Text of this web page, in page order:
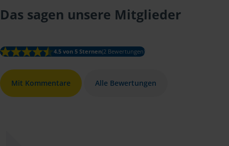
Das sagen unsere Mitglieder
4.5 von 5 Sternen(2 Bewertungen)
Mit Kommentare Alle Bewertungen